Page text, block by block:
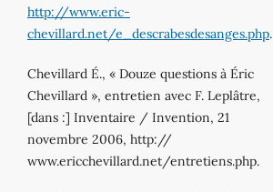
http://www.eric-
chevillard.net/e_descrabesdesanges.php.
Chevillard É., « Douze questions à Éric
Chevillard », entretien avec F. Leplâtre,
[dans :] Inventaire / Invention, 21
novembre 2006, http://
www.ericchevillard.net/entretiens.php.